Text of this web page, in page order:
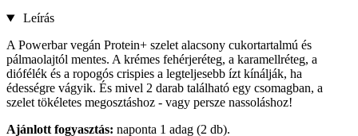
Leírás
A Powerbar vegán Protein+ szelet alacsony cukortartalmú és
pálmaolajtól mentes. A krémes fehérjeréteg, a karamellréteg, a
diófélék és a ropogós crispies a legteljesebb ízt kínálják, ha
édességre vágyik. És mivel 2 darab található egy csomagban, a
szelet tökéletes megosztáshoz - vagy persze nassoláshoz!
Ajánlott fogyasztás: naponta 1 adag (2 db).